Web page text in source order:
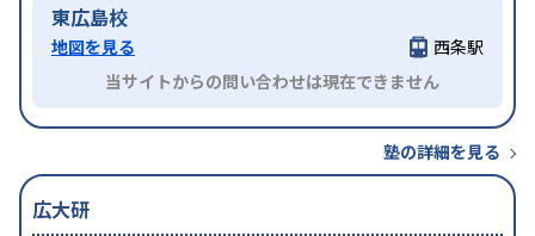
東広島校
地図を見る
西条駅
当サイトからの問い合わせは現在できません
塾の詳細を見る
広大研